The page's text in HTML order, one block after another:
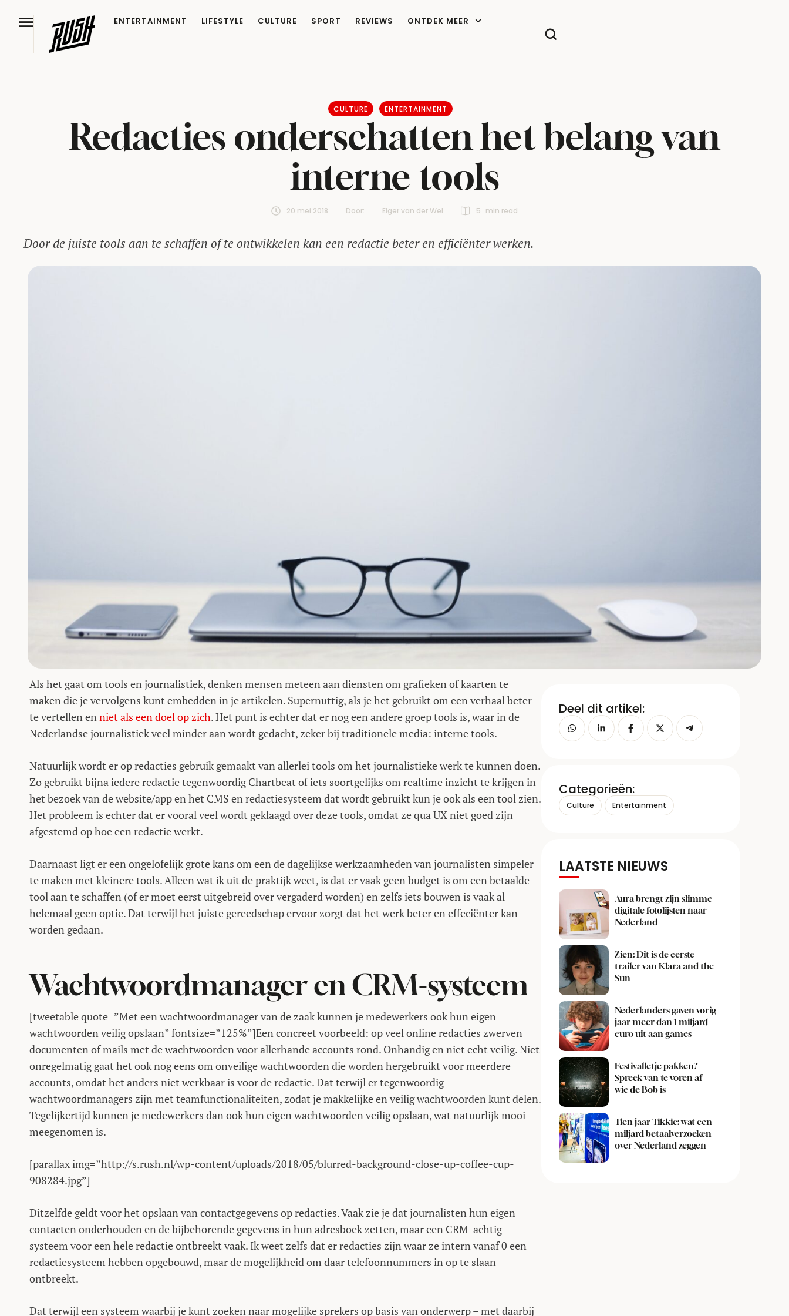
ENTERTAINMENT LIFESTYLE CULTURE SPORT REVIEWS ONTDEK MEER
CULTURE ENTERTAINMENT
Redacties onderschatten het belang van
interne tools
20 mei 2018 Door: Elger van der Wel 5 min read
Door de juiste tools aan te schaffen of te ontwikkelen kan een redactie beter en efficiënter werken.
Als het gaat om tools en journalistiek, denken mensen meteen aan diensten om grafieken of kaarten te
maken die je vervolgens kunt embedden in je artikelen. Supernuttig, als je het gebruikt om een verhaal beter
te vertellen enniet als een doel op zich. Het punt is echter dat er nog een andere groep tools is, waar in de
Nederlandse journalistiek veel minder aan wordt gedacht, zeker bij traditionele media: interne tools.
Natuurlijk wordt er op redacties gebruik gemaakt van allerlei tools om het journalistieke werk te kunnen doen.
Zo gebruikt bijna iedere redactie tegenwoordig Chartbeat of iets soortgelijks om realtime inzicht te krijgen in
het bezoek van de website/app en het CMS en redactiesysteem dat wordt gebruikt kun je ook als een tool zien.
Het probleem is echter dat er vooral veel wordt geklaagd over deze tools, omdat ze qua UX niet goed zijn
afgestemd op hoe een redactie werkt.
Daarnaast ligt er een ongelofelijk grote kans om een de dagelijkse werkzaamheden van journalisten simpeler
te maken met kleinere tools. Alleen wat ik uit de praktijk weet, is dat er vaak geen budget is om een betaalde
tool aan te schaffen (of er moet eerst uitgebreid over vergaderd worden) en zelfs iets bouwen is vaak al
helemaal geen optie. Dat terwijl het juiste gereedschap ervoor zorgt dat het werk beter en effeciënter kan
worden gedaan.
Wachtwoordmanager en CRM-systeem
[tweetable quote=”Met een wachtwoordmanager van de zaak kunnen je medewerkers ook hun eigen
wachtwoorden veilig opslaan” fontsize=”125%”]Een concreet voorbeeld: op veel online redacties zwerven
documenten of mails met de wachtwoorden voor allerhande accounts rond. Onhandig en niet echt veilig. Niet
onregelmatig gaat het ook nog eens om onveilige wachtwoorden die worden hergebruikt voor meerdere
accounts, omdat het anders niet werkbaar is voor de redactie. Dat terwijl er tegenwoordig
wachtwoordmanagers zijn met teamfunctionaliteiten, zodat je makkelijke en veilig wachtwoorden kunt delen.
Tegelijkertijd kunnen je medewerkers dan ook hun eigen wachtwoorden veilig opslaan, wat natuurlijk mooi
meegenomen is.
[parallax img=”http://s.rush.nl/wp-content/uploads/2018/05/blurred-background-close-up-coffee-cup-
908284.jpg”]
Ditzelfde geldt voor het opslaan van contactgegevens op redacties. Vaak zie je dat journalisten hun eigen
contacten onderhouden en de bijbehorende gegevens in hun adresboek zetten, maar een CRM-achtig
systeem voor een hele redactie ontbreekt vaak. Ik weet zelfs dat er redacties zijn waar ze intern vanaf 0 een
redactiesysteem hebben opgebouwd, maar de mogelijkheid om daar telefoonnummers in op te slaan
ontbreekt.
Dat terwijl een systeem waarbij je kunt zoeken naar mogelijke sprekers op basis van onderwerp – met daarbij
Deel dit artikel:
Categorieën:
Culture Entertainment
LAATSTE NIEUWS
Aura brengt zijn slimme
digitale fotolijsten naar
Nederland
Zien: Dit is de eerste
trailer van Klara and the
Sun
Nederlanders gaven vorig
jaar meer dan 1 miljard
euro uit aan games
Festivalletje pakken?
Spreek van te voren af
wie de Bob is
Tien jaar Tikkie: wat een
miljard betaalverzoeken
over Nederland zeggen